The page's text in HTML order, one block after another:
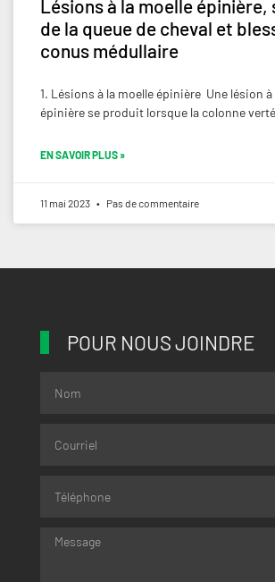
Lésions à la moelle épinière,
de la queue de cheval et
conus médullaire
1. Lésions à la moelle épinière Une lésion à
épinière se produit lorsque la colonne
EN SAVOIR PLUS »
11 mai 2023 Pas de commentaire
POUR NOUS JOINDRE